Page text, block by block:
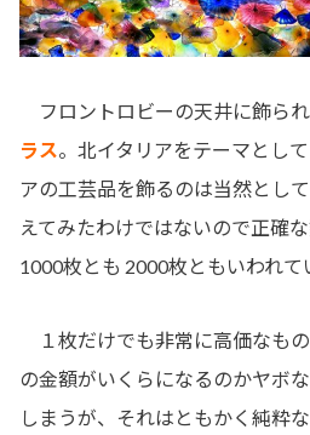
フロントロビーの天井に飾ら
ラス。北イタリアをテーマとし
アの工芸品を飾るのは当然とし
えてみたわけではないので正確
1000枚とも 2000枚ともいわれて
１枚だけでも非常に高価なも
の金額がいくらになるのかヤボ
しまうが、それはともかく純粋